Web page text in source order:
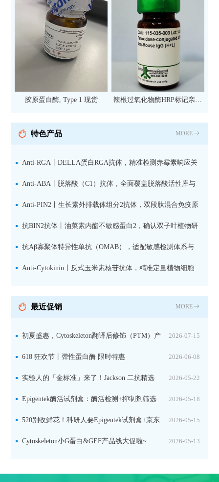
胶原蛋白酶, Type 1 现货
辣根过氧化物酶HRP标记亲和
抗 现货
特色产品 MORE
Anti-RGA丨DELLA蛋白RGA抗体，精准检测赤霉素响应关
键抑制因子
Anti-ABA丨脱落酸（C1）抗体，全面覆盖脱落酸活性库与
储存库
Anti-PIN2丨生长素外排载体组分2抗体，双段肽混合免疫原
设计方案
抗BIN2抗体丨油菜素内酯不敏感蛋白2，确认双子叶植物研
究数据特异性
抗Aβ寡聚体特异性单抗（OMAB），适配敏感检测体系与
活细胞实验
Anti-Cytokinin丨反式玉米素核苷抗体，精准定量植物细胞
最近促销 MORE
2026-07-15
初夏盛惠，Cytoskeleton翻译后修饰（PTM）产
品线放价啦！ 2026-06-08
618 狂欢节丨弹性蛋白酶 限时特惠
2026-05-22
实验人的「金标准」来了！Jackson 二抗精选
限时一口价，手慢无！ 2026-05-18
Epigentek酶活试剂盒：酶活检测+抑制剂筛选
双赋能，下单即赠京东卡 2026-05-15
520别收鲜花！科研人要Epigentek试剂盒+京东
卡！ 2026-05-13
Cytoskeleton小G蛋白&GEF产品线大促啦~